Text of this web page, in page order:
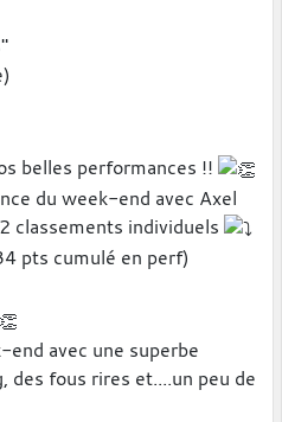
belles performances !!
du week-end avec Axel
classements individuels
pts cumulé en perf)
end avec une superbe
des fous rires et....un peu de